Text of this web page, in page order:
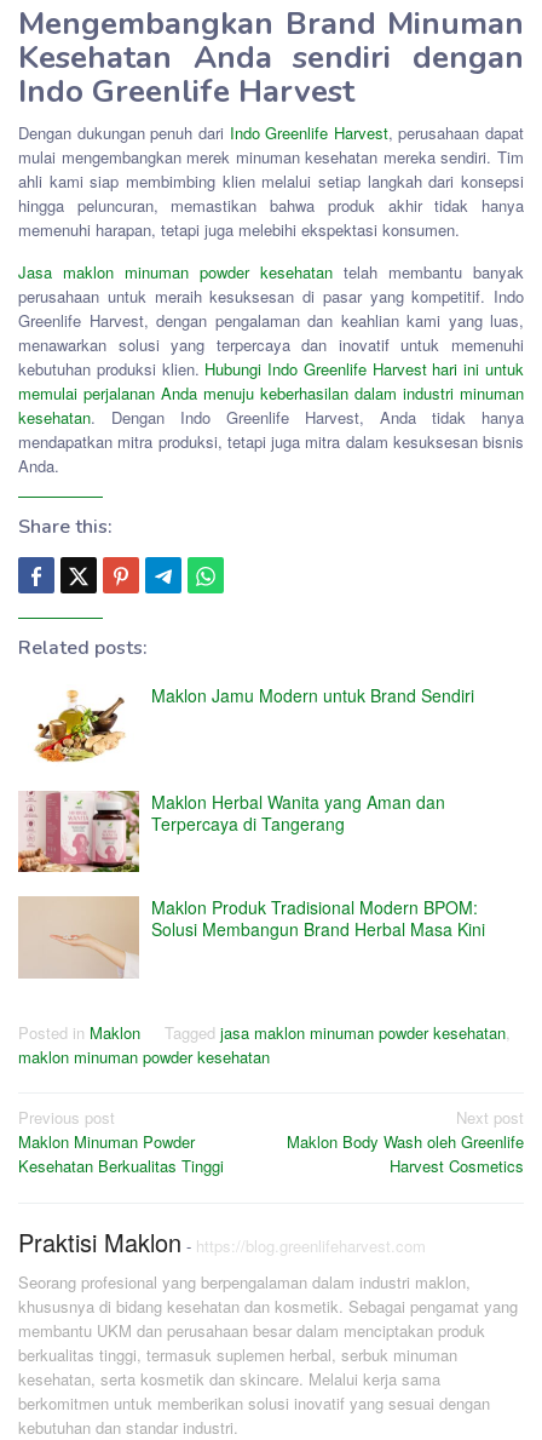
Mengembangkan Brand Minuman
Kesehatan Anda sendiri dengan
Indo Greenlife Harvest
Dengan dukungan penuh dari Indo Greenlife Harvest, perusahaan dapat
mulai mengembangkan merek minuman kesehatan mereka sendiri. Tim
ahli kami siap membimbing klien melalui setiap langkah dari konsepsi
hingga peluncuran, memastikan bahwa produk akhir tidak hanya
memenuhi harapan, tetapi juga melebihi ekspektasi konsumen.
Jasa maklon minuman powder kesehatan telah membantu banyak
perusahaan untuk meraih kesuksesan di pasar yang kompetitif. Indo
Greenlife Harvest, dengan pengalaman dan keahlian kami yang luas,
menawarkan solusi yang terpercaya dan inovatif untuk memenuhi
kebutuhan produksi klien. Hubungi Indo Greenlife Harvest hari ini untuk
memulai perjalanan Anda menuju keberhasilan dalam industri minuman
kesehatan. Dengan Indo Greenlife Harvest, Anda tidak hanya
mendapatkan mitra produksi, tetapi juga mitra dalam kesuksesan bisnis
Anda.
Share this:
Related posts:
Maklon Jamu Modern untuk Brand Sendiri
Maklon Herbal Wanita yang Aman dan
Terpercaya di Tangerang
Maklon Produk Tradisional Modern BPOM:
Solusi Membangun Brand Herbal Masa Kini
Posted in Maklon Tagged jasa maklon minuman powder kesehatan
maklon minuman powder kesehatan
Post
navigation
Previous post
Maklon Minuman Powder
Kesehatan Berkualitas Tinggi
Next post
Maklon Body Wash oleh Greenlife
Harvest Cosmetics
Praktisi Maklon - https://blog.greenlifeharvest.com
Seorang profesional yang berpengalaman dalam industri maklon,
khususnya di bidang kesehatan dan kosmetik. Sebagai pengamat yang
membantu UKM dan perusahaan besar dalam menciptakan produk
berkualitas tinggi, termasuk suplemen herbal, serbuk minuman
kesehatan, serta kosmetik dan skincare. Melalui kerja sama
berkomitmen untuk memberikan solusi inovatif yang sesuai dengan
kebutuhan dan standar industri.